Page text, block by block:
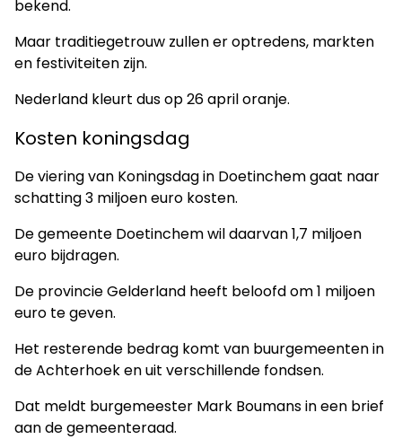
bekend.
Maar traditiegetrouw zullen er optredens, markten
en festiviteiten zijn.
Nederland kleurt dus op 26 april oranje.
Kosten koningsdag
De viering van Koningsdag in Doetinchem gaat naar
schatting 3 miljoen euro kosten.
De gemeente Doetinchem wil daarvan 1,7 miljoen
euro bijdragen.
De provincie Gelderland heeft beloofd om 1 miljoen
euro te geven.
Het resterende bedrag komt van buurgemeenten in
de Achterhoek en uit verschillende fondsen.
Dat meldt burgemeester Mark Boumans in een brief
aan de gemeenteraad.